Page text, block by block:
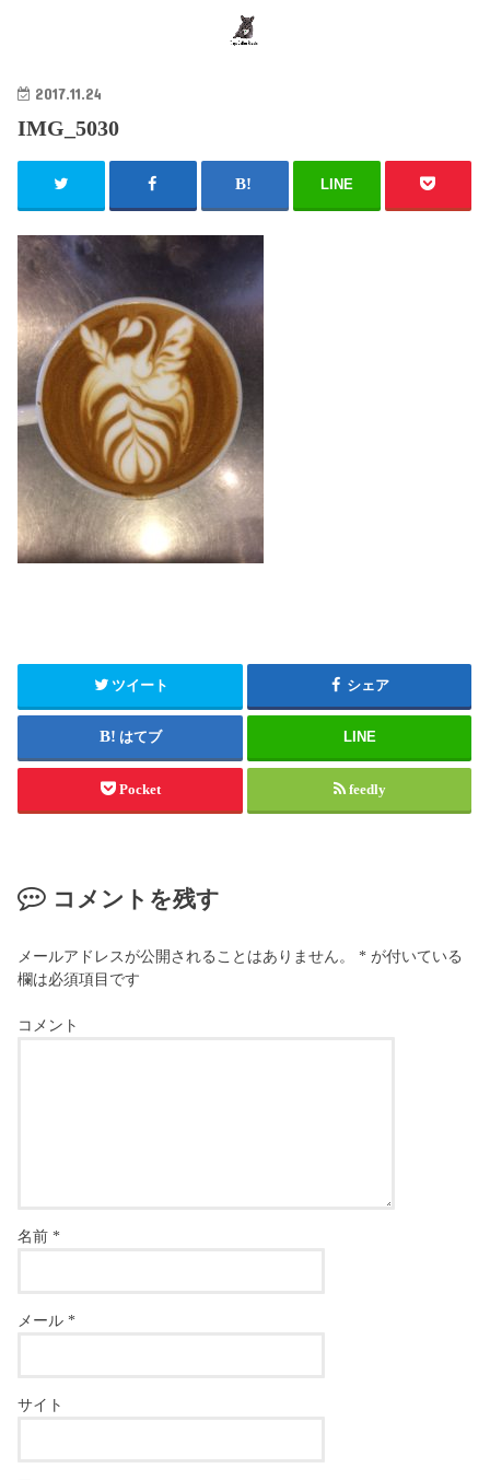
2017.11.24
IMG_5030
LINE
ツイート シェア
はてブ LINE
Pocket feedly
コメントを残す
メールアドレスが公開されることはありません。 * が付いている
欄は必須項目です
コメント
名前 *
メール *
サイト